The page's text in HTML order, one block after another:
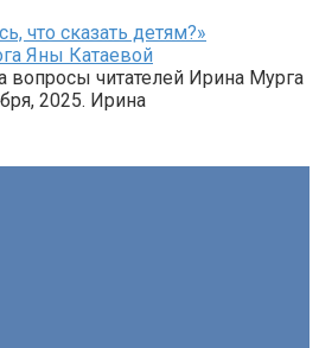
что сказать детям?»
Яны Катаевой
вопросы читателей Ирина Мурга
2025. Ирина